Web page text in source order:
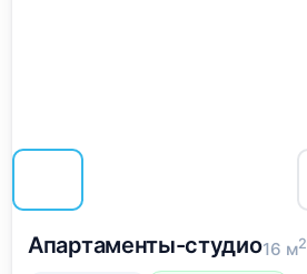
Апартаменты-студио16 м2